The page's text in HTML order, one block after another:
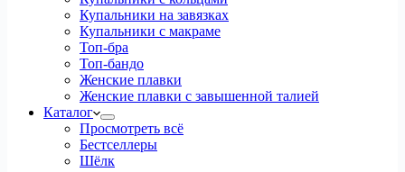
Купальники на завязках
Купальники с макраме
Топ-бра
Топ-бандо
Женские плавки
Женские плавки с завышенной талией
Каталог
Просмотреть всё
Бестселлеры
Шёлк